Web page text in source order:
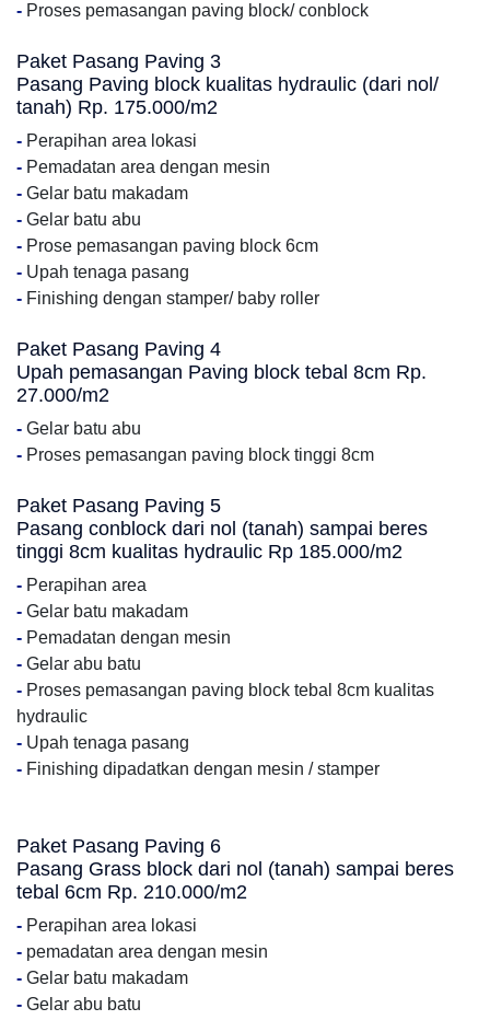
- Proses pemasangan paving block/ conblock
Paket Pasang Paving 3
Pasang Paving block kualitas hydraulic (dari nol/
tanah) Rp. 175.000/m2
- Perapihan area lokasi
- Pemadatan area dengan mesin
- Gelar batu makadam
- Gelar batu abu
- Prose pemasangan paving block 6cm
- Upah tenaga pasang
- Finishing dengan stamper/ baby roller
Paket Pasang Paving 4
Upah pemasangan Paving block tebal 8cm Rp.
27.000/m2
- Gelar batu abu
- Proses pemasangan paving block tinggi 8cm
Paket Pasang Paving 5
Pasang conblock dari nol (tanah) sampai beres
tinggi 8cm kualitas hydraulic Rp 185.000/m2
- Perapihan area
- Gelar batu makadam
- Pemadatan dengan mesin
- Gelar abu batu
- Proses pemasangan paving block tebal 8cm kualitas
hydraulic
- Upah tenaga pasang
- Finishing dipadatkan dengan mesin / stamper
Paket Pasang Paving 6
Pasang Grass block dari nol (tanah) sampai beres
tebal 6cm Rp. 210.000/m2
- Perapihan area lokasi
- pemadatan area dengan mesin
- Gelar batu makadam
- Gelar abu batu